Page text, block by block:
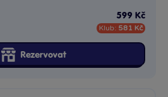
599 Kč
Klub: 581 Kč
Rezervovat